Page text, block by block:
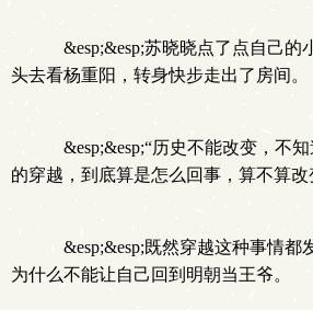
&esp;&esp;苏晓晓点了点自己的
头去看杨重阳，转身快步走出了房间。
&esp;&esp;“历史不能改变，不
的穿越，到底算是怎么回事，算不算改
&esp;&esp;既然穿越这种事情都
为什么不能让自己回到明朝当王爷。